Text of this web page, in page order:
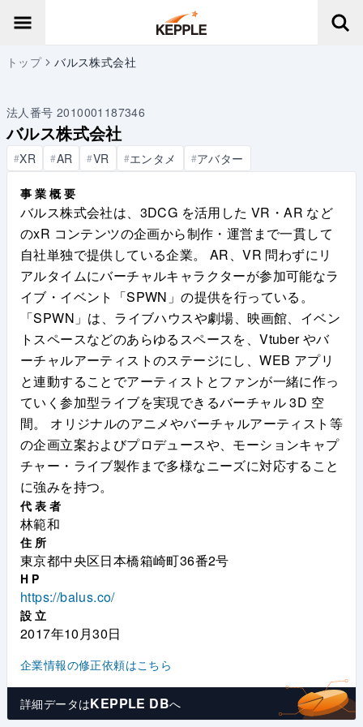
トップ バルス株式会社
法人番号 2010001187346
バルス株式会社
#XR #AR #VR #エンタメ #アバター
事業概要
バルス株式会社は、3DCG を活用した VR・AR など
のxR コンテンツの企画から制作・運営まで一貫して
自社単独で提供している企業。 AR、VR 問わずにリ
アルタイムにバーチャルキャラクターが参加可能なラ
イブ・イベント「SPWN」の提供を行っている。
「SPWN」は、ライブハウスや劇場、映画館、イベン
トスペースなどのあらゆるスペースを、Vtuber やバ
ーチャルアーティストのステージにし、WEB アプリ
と連動することでアーティストとファンが一緒に作っ
ていく参加型ライブを実現できるバーチャル 3D 空
間。 オリジナルのアニメやバーチャルアーティスト等
の企画立案およびプロデュースや、モーションキャプ
チャー・ライブ製作まで多様なニーズに対応すること
に強みを持つ。
代表者
林範和
住所
東京都中央区日本橋箱崎町36番2号
HP
https://balus.co/
設立
2017年10月30日
企業情報の修正依頼はこちら
詳細データはKEPPLE DBへ